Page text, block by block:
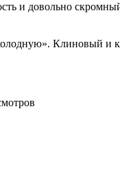
и довольно
Клиновый и